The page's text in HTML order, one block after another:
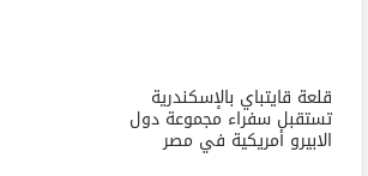
قلعة قايتباي بالإسكندرية
تستقبل سفراء مجموعة دول
الابيرو أمريكية في مصر